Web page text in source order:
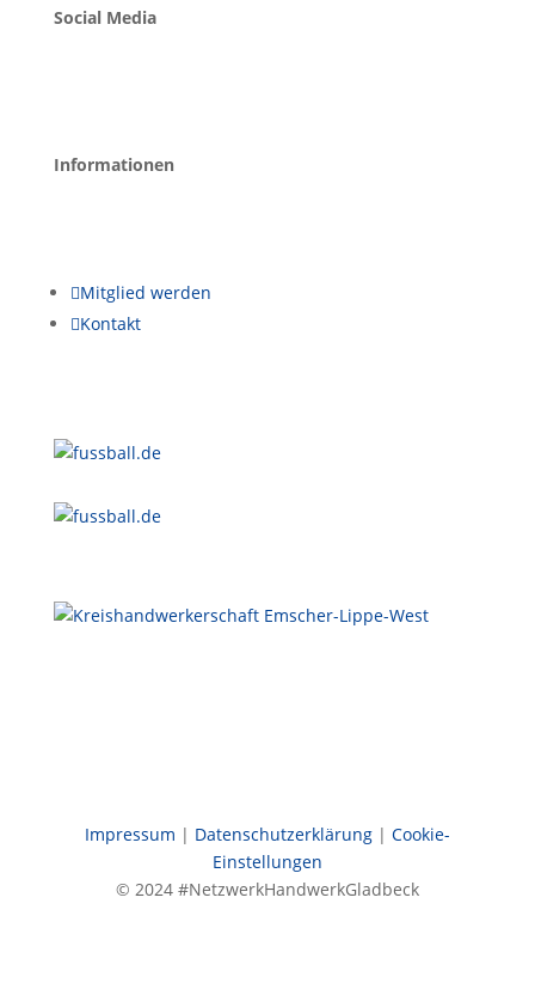
Social Media
Informationen
Mitglied werden
Kontakt
Impressum | Datenschutzerklärung| Cookie-
Einstellungen
© 2024 #NetzwerkHandwerkGladbeck